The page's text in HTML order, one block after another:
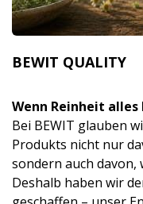
BEWIT QUALITY
Wenn Reinheit
Bei BEWIT glauben
Produkts nicht nur
sondern auch davon,
Deshalb haben wir